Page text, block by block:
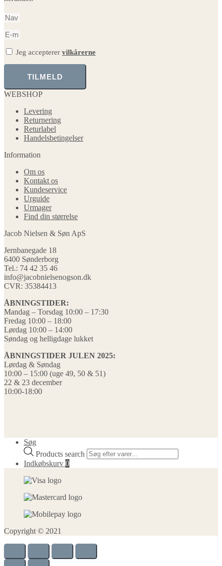
Jeg accepterer vilkårerne
TILMELD
WEBSHOP
Levering
Returnering
Returlabel
Handelsbetingelser
Information
Om os
Kontakt os
Kundeservice
Urguide
Urmager
Find din størrelse
Jacob Nielsen & Søn ApS
Jernbanegade 18
6400 Sønderborg
Tel.: 74 42 35 46
info@jacobnielsenogson.dk
CVR: 35384413
ÅBNINGSTIDER:
Mandag – Torsdag 10:00 – 17:30
Fredag 10:00 – 18:00
Lørdag 10:00 – 14:00
Søndag og helligdage lukket
ÅBNINGSTIDER JULEN 2025:
Lørdag & Søndag
10:00 – 15:00 (uge 49, 50 & 51)
22 & 23 december
10:00-18:00
Søg
Products search
Indkøbskurv 0
Copyright © 2021